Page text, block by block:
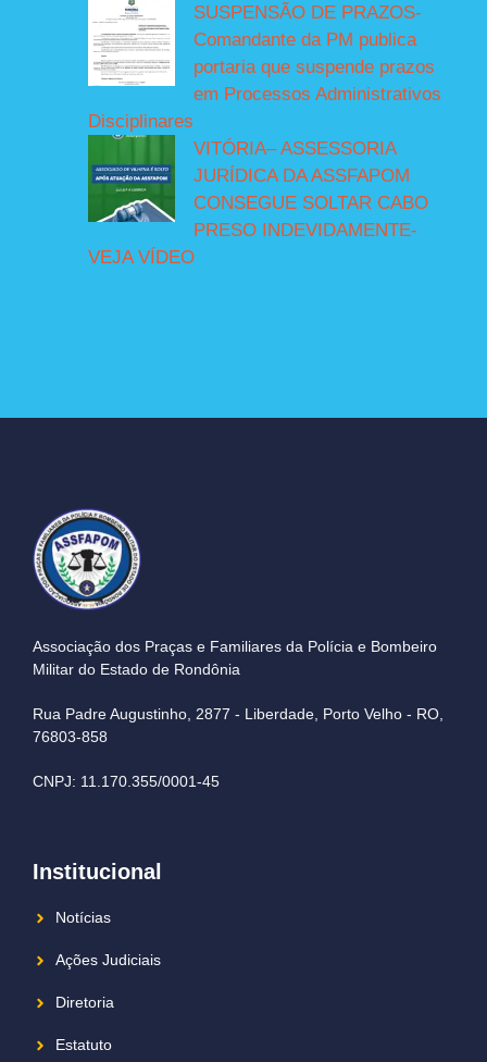
SUSPENSÃO DE PRAZOS-
Comandante da PM publica
portaria que suspende prazos
em Processos Administrativos
Disciplinares
VITÓRIA– ASSESSORIA
JURÍDICA DA ASSFAPOM
CONSEGUE SOLTAR CABO
PRESO INDEVIDAMENTE-
VEJA VÍDEO
Associação dos Praças e Familiares da Polícia e Bombeiro
Militar do Estado de Rondônia
Rua Padre Augustinho, 2877 - Liberdade, Porto Velho - RO,
76803-858
CNPJ: 11.170.355/0001-45
Institucional
Notícias
Ações Judiciais
Diretoria
Estatuto